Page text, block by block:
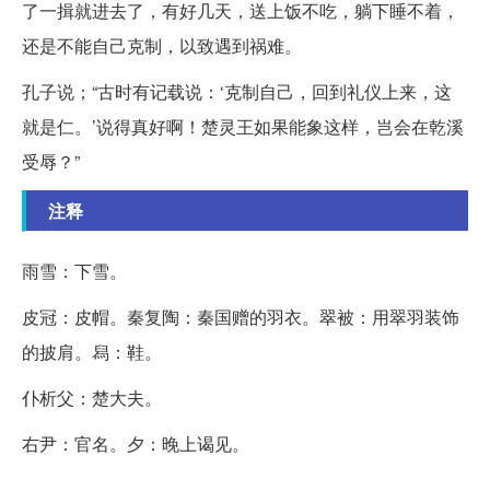
了一揖就进去了，有好几天，送上饭不吃，躺下睡不着，
还是不能自己克制，以致遇到祸难。
孔子说；“古时有记载说：‘克制自己，回到礼仪上来，这
就是仁。’说得真好啊！楚灵王如果能象这样，岂会在乾溪
受辱？”
注释
雨雪：下雪。
皮冠：皮帽。秦复陶：秦国赠的羽衣。翠被：用翠羽装饰
的披肩。舄：鞋。
仆析父：楚大夫。
右尹：官名。夕：晚上谒见。